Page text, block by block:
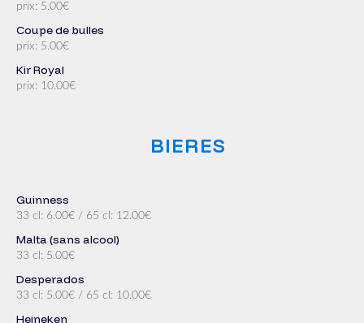
prix: 5.00€
Coupe de bulles
prix: 5.00€
Kir Royal
prix: 10.00€
BIERES
Guinness
33 cl: 6.00€ / 65 cl: 12.00€
Malta (sans alcool)
33 cl: 5.00€
Desperados
33 cl: 5.00€ / 65 cl: 10.00€
Heineken